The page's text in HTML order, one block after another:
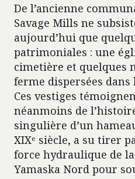
De l’ancienne
Savage Mills ne
aujourd’hui que
patrimoniales : une
cimetière et quelques
ferme dispersées dans
Ces vestiges
néanmoins de
singulière d’un
XIXᵉ siècle, a su tirer
force hydraulique de
Yamaska Nord pour